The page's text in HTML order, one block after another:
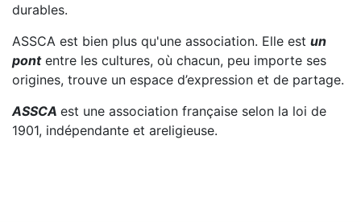
durables.
ASSCA est bien plus qu'une association. Elle est un
pontentre les cultures, où chacun, peu importe ses
origines, trouve un espace d’expression et de partage.
ASSCA est une association française selon la loi de
1901, indépendante et areligieuse.